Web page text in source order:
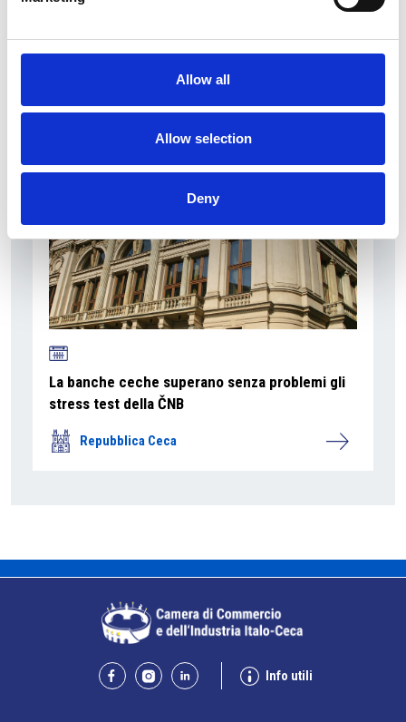
Allow all
Allow selection
Deny
Ano 2011 schiera un nuovo candidato sindaco
Repubblica Ceca
La banche ceche superano senza problemi gli
stress test della ČNB
Repubblica Ceca
Info utili